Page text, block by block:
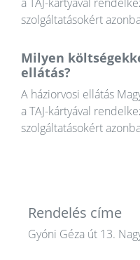
szolgáltatásokért
Milyen
ellátás?
A háziorvosi ellátás
a TAJ-kártyával
szolgáltatásokért
Rendelés címe
Gyóni Géza út 13.